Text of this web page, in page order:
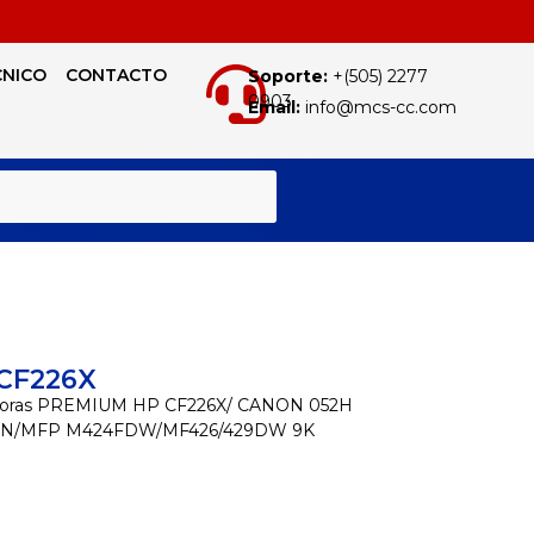
CONTACTO Soporte:+(505) 2277
0903
Email:info@mcs-cc.com
PREMIUM HP CF226X/ CANON 052H
MFP M424FDW/MF426/429DW 9K